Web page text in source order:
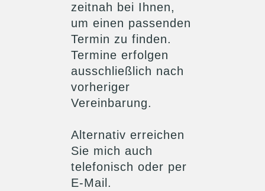
zeitnah bei Ihnen,
um einen passenden
Termin zu finden.
Termine erfolgen
ausschließlich nach
vorheriger
Vereinbarung.
Alternativ erreichen
Sie mich auch
telefonisch oder per
E-Mail.